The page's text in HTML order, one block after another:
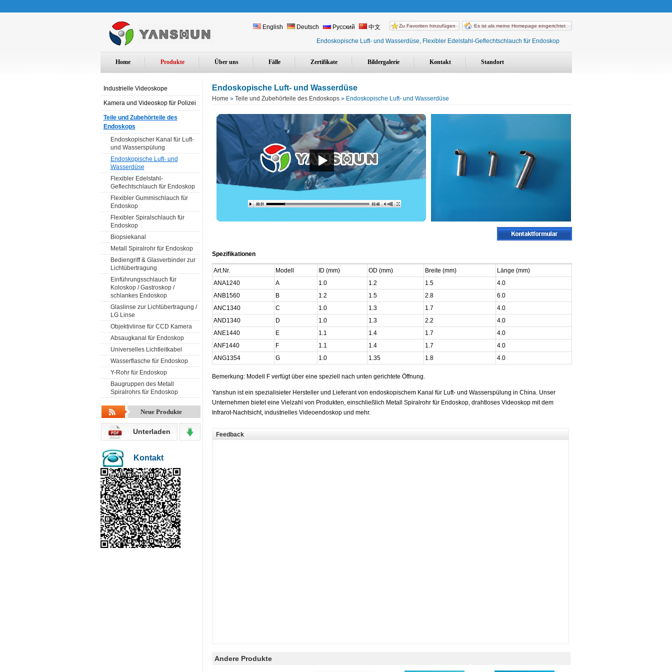
English Deutsch Русский 中文 Zu Favoriten hinzufügen Es ist als meine Homepage eingerichtet
Endoskopische Luft- und Wasserdüse, Flexibler Edelstahl-Geflechtschlauch für Endoskop
Home Produkte Über uns Fälle Zertifikate Bildergalerie Kontakt Standort
Industrielle Videoskope
Kamera und Videoskop für Polizei
Teile und Zubehörteile des
Endoskops
Endoskopischer Kanal für Luft-
und Wasserspülung
Endoskopische Luft- und
Wasserdüse
Flexibler Edelstahl-
Geflechtschlauch für Endoskop
Flexibler Gummischlauch für
Endoskop
Flexibler Spiralschlauch für
Endoskop
Biopsiekanal
Metall Spiralrohr für Endoskop
Bediengriff & Glasverbinder zur
Lichtübertragung
Einführungsschlauch für
Koloskop / Gastroskop /
schlankes Endoskop
Glaslinse zur Lichtübertragung /
LG Linse
Objektivlinse für CCD Kamera
Absaugkanal für Endoskop
Universelles Lichtleitkabel
Wasserflasche für Endoskop
Y-Rohr für Endoskop
Baugruppen des Metall
Spiralrohrs für Endoskop
Neue Produkte
Unterladen
Kontakt
Endoskopische Luft- und Wasserdüse
Home » Teile und Zubehörteile des Endoskops» Endoskopische Luft- und Wasserdüse
Spezifikationen
Art.Nr. Modell ID (mm) OD (mm) Breite (mm)
Länge (mm)
ANA1240
A 1.0 1.2 1.5
4.0
ANB1560
B 1.2 1.5 2.8
6.0
ANC1340
C 1.0 1.3 1.7
4.0
AND1340
D 1.0 1.3 2.2
4.0
ANE1440
E 1.1 1.4 1.7
4.0
ANF1440
F 1.1 1.4 1.7
4.0
ANG1354
G 1.0 1.35 1.8 4.0
Bemerkung: Modell F verfügt über eine speziell nach unten gerichtete Öffnung.
Yanshun ist ein spezialisieter Hersteller und Lieferant von endoskopischem Kanal für Luft- und Wasserspülung in China. Unser
Unternehmen bietet eine Vielzahl von Produkten, einschließlich Metall Spiralrohr für Endoskop, drahtloses Videoskop mit dem
Infrarot-Nachtsicht, industrielles Videoendoskop und mehr.
Feedback
Andere Produkte